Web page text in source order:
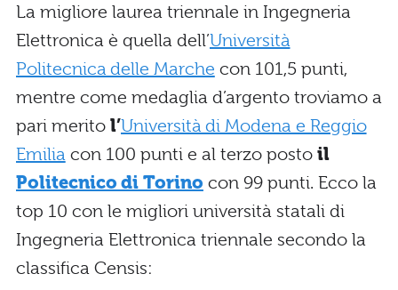
La migliore laurea triennale in Ingegneria
Elettronica è quella dell’Università
Politecnica delle Marche con 101,5 punti,
mentre come medaglia d’argento troviamo a
pari merito l’Università di Modena e Reggio
Emiliacon 100 punti e al terzo posto il
Politecnico di Torino con 99 punti. Ecco la
top 10 con le migliori università statali di
Ingegneria Elettronica triennale secondo la
classifica Censis: